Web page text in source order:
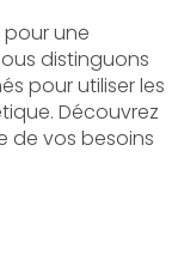
une
distinguons
pour utiliser les
Découvrez
de vos besoins